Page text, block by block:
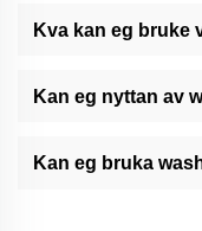
Kva kan eg bruke
scrapbooking,
til handverk eller
Kan eg nyttan av
Men det kan tas ut og
Kan eg bruka